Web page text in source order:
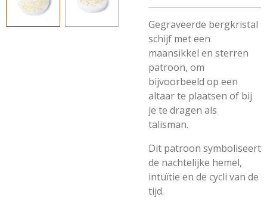
Gegraveerde bergkristal
schijf met een
maansikkel en sterren
patroon, om
bijvoorbeeld op een
altaar te plaatsen of bij
je te dragen als
talisman.
Dit patroon symboliseert
de nachtelijke hemel,
intuïtie en de cycli van de
tijd.